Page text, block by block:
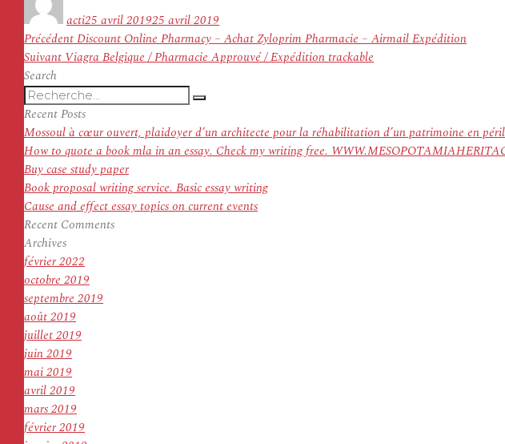
actile
25 avril 201925 avril 2019
Navigation
de
l’article
PrécédentArticle
précédent :
Discount Online Pharmacy – Achat Zyloprim Pharmacie – Airmail Expédition
Suivant Article
Viagra Belgique / Pharmacie Approuvé / Expédition trackable
Search
Recherche
pour
:
Recherche
Recent Posts
Mossoul à cœur ouvert, plaidoyer d’un architecte pour la réhabilitation d’un patrimoine en péril
How to quote a book mla in an essay. Check my writing free.
Buy case study paper
Book proposal writing service. Basic essay writing
Cause and effect essay topics on current events
Recent Comments
Archives
février 2022
octobre 2019
septembre 2019
août 2019
juillet 2019
juin 2019
mai 2019
avril 2019
mars 2019
février 2019